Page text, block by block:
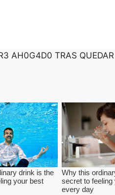
AH0G4D0 TRAS